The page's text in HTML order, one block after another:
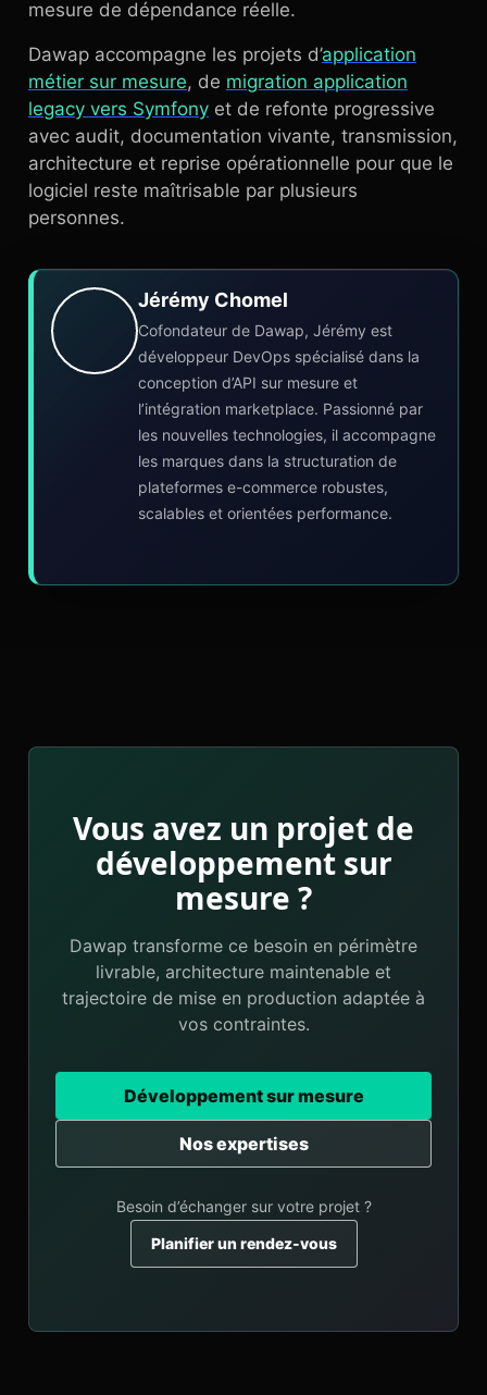
mesure de dépendance réelle.
Dawap accompagne les projets d’application
métier sur mesure, de migration application
legacy vers Symfony et de refonte progressive
avec audit, documentation vivante, transmission,
architecture et reprise opérationnelle pour que le
logiciel reste maîtrisable par plusieurs
personnes.
Jérémy Chomel
Cofondateur de Dawap, Jérémy est
développeur DevOps spécialisé dans la
conception d’API sur mesure et
l’intégration marketplace. Passionné par
les nouvelles technologies, il accompagne
les marques dans la structuration de
plateformes e-commerce robustes,
scalables et orientées performance.
Vous avez un projet de
développement sur
mesure ?
Dawap transforme ce besoin en périmètre
livrable, architecture maintenable et
trajectoire de mise en production adaptée à
vos contraintes.
Développement sur mesure
Nos expertises
Besoin d’échanger sur votre projet ?
Planifier un rendez-vous